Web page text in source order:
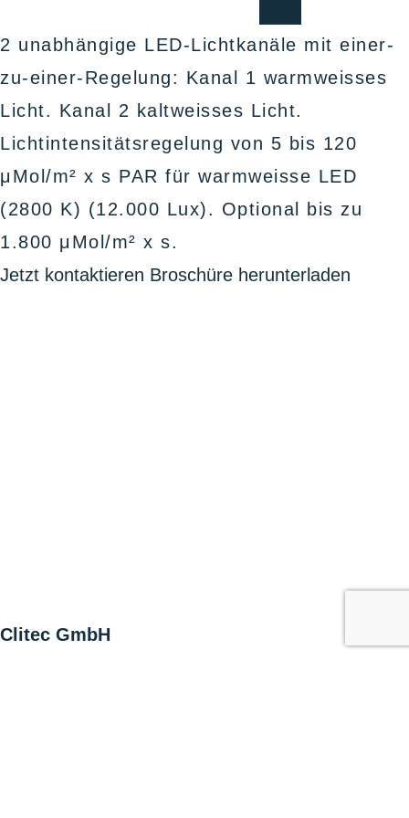
2 unabhängige LED-Lichtkanäle mit einer-
zu-einer-Regelung: Kanal 1 warmweisses
Licht. Kanal 2 kaltweisses Licht.
Lichtintensitätsregelung von 5 bis 120
μMol/m² x s PAR für warmweisse LED
(2800 K) (12.000 Lux). Optional bis zu
1.800 μMol/m² x s.
Jetzt kontaktieren Broschüre herunterladen
Clitec GmbH